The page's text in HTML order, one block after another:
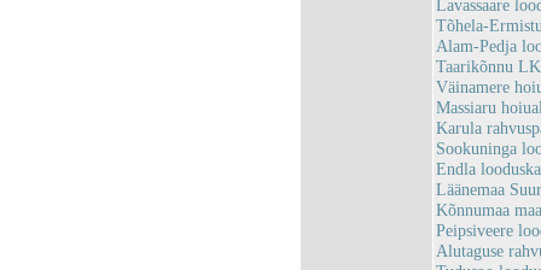
Lavassaare
Tõhela-
Alam-Pedja
Taarikõnnu
Väinamere
Massiaru
Karula
Sookuninga
Endla
Läänemaa
Kõnnumaa
Peipsiveere
Alutaguse